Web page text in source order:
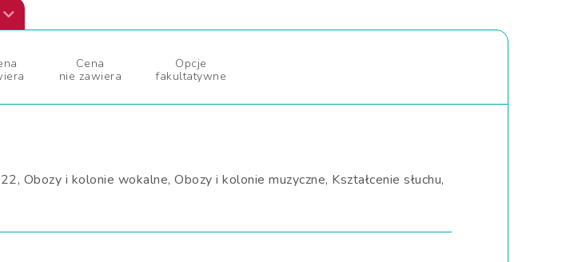
Cena
nie zawiera
Opcje
fakultatywne
i kolonie wokalne, Obozy i kolonie muzyczne, Kształcenie słuchu,